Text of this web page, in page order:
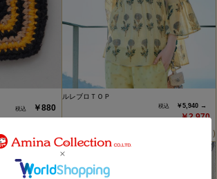
￥880
ルレブロＴＯＰ
￥5,940 →
￥2,970
(1)